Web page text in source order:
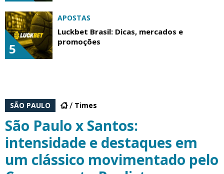
5
APOSTAS
Luckbet Brasil: Dicas, mercados e
promoções
SÃO PAULO Times
São Paulo x Santos:
intensidade e destaques em
um clássico movimentado pelo